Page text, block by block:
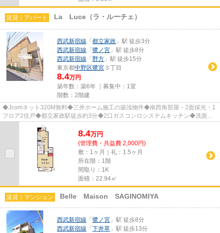
賃貸｜アパート La Luce（ラ・ルーチェ）
西武新宿線 「 都立家政 」駅 徒歩3分
西武新宿線 「 鷺ノ宮 」駅 徒歩8分
西武新宿線 「 野方 」駅 徒歩15分
東京都中野区鷺宮 ３丁目
8.4万円
築年数：築6年 ｜募集中： 1室
階数：2階建
◆Jcomネット320M無料◆三井ホーム施工の築浅物件◆南西角部屋・2面採光・1
フロア2住戸◆都立家政駅徒歩約3分◆2口ガスコンロシステムキッチン◆洗面所
独立◆室内洗濯機置場◆浴室乾燥◆追い焚...
8.4万円
(管理費・共益費 2,000円)
敷：1ヶ月｜礼：1.5ヶ月
所在階：1階
間取り：1K
面積：22.94㎡
賃貸｜マンション Belle Maison SAGINOMIYA
西武新宿線 「 鷺ノ宮 」駅 徒歩8分
西武新宿線 「 下井草 」駅 徒歩13分